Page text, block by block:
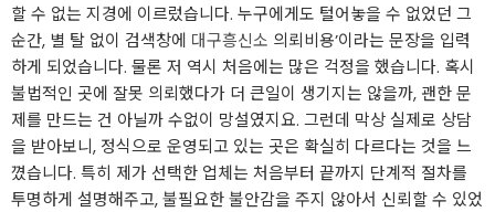
할 수 없는 지경에 이르렀습니다. 누구에게도 털어놓을 수 없었던 그
순간, 별 탈 없이 검색창에 대구흥신소 의뢰비용’이라는 문장을 입력
하게 되었습니다. 물론 저 역시 처음에는 많은 걱정을 했습니다. 혹시
불법적인 곳에 잘못 의뢰했다가 더 큰일이 생기지는 않을까, 괜한 문
제를 만드는 건 아닐까 수없이 망설였지요. 그런데 막상 실제로 상담
을 받아보니, 정식으로 운영되고 있는 곳은 확실히 다르다는 것을 느
꼈습니다. 특히 제가 선택한 업체는 처음부터 끝까지 단계적 절차를
투명하게 설명해주고, 불필요한 불안감을 주지 않아서 신뢰할 수 있었